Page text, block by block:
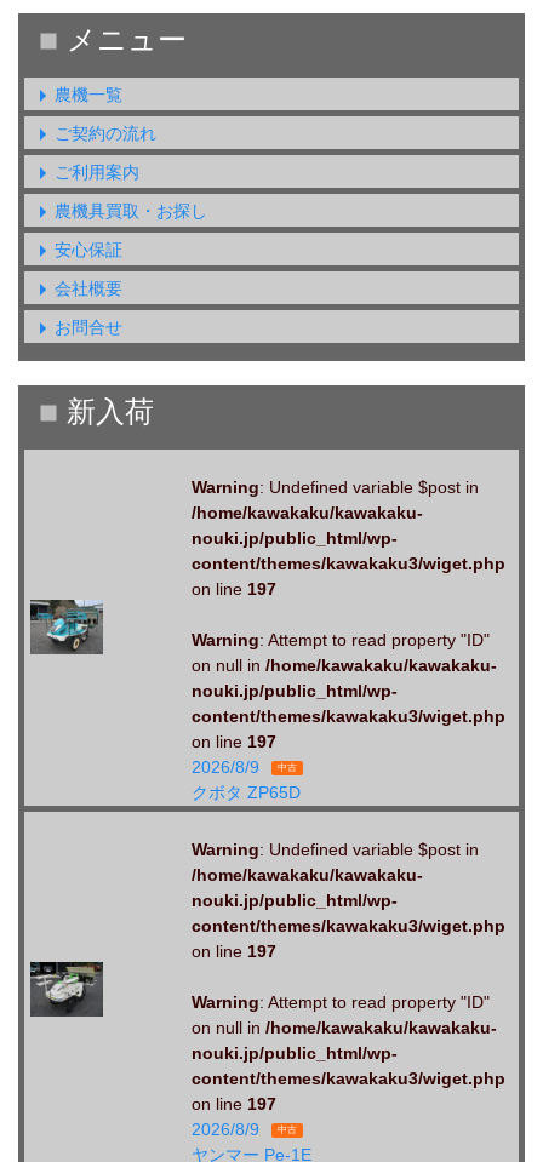
農機一覧
ご契約の流れ
ご利用案内
農機具買取・お探し
安心保証
会社概要
お問合せ
Warning: Undefined variable $post in
/home/kawakaku/kawakaku-
nouki.jp/public_html/wp-
content/themes/kawakaku3/wiget.php
on line 197
Warning: Attempt to read property "ID"
on null in /home/kawakaku/kawakaku-
nouki.jp/public_html/wp-
content/themes/kawakaku3/wiget.php
on line 197
2026/8/9
中古
クボタ ZP65D
Warning: Undefined variable $post in
/home/kawakaku/kawakaku-
nouki.jp/public_html/wp-
content/themes/kawakaku3/wiget.php
on line 197
Warning: Attempt to read property "ID"
on null in /home/kawakaku/kawakaku-
nouki.jp/public_html/wp-
content/themes/kawakaku3/wiget.php
on line 197
2026/8/9
中古
ヤンマー Pe-1E